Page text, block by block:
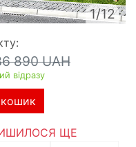
1/12
890 UAH
відразу
ЩЕ